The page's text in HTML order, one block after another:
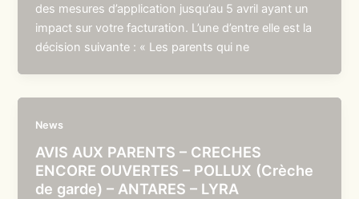
des mesures d’application jusqu’au 5 avril ayant un
impact sur votre facturation. L’une d’entre elle est la
décision suivante : « Les parents qui ne
News
AVIS AUX PARENTS – CRECHES
ENCORE OUVERTES – POLLUX (Crèche
de garde) – ANTARES – LYRA